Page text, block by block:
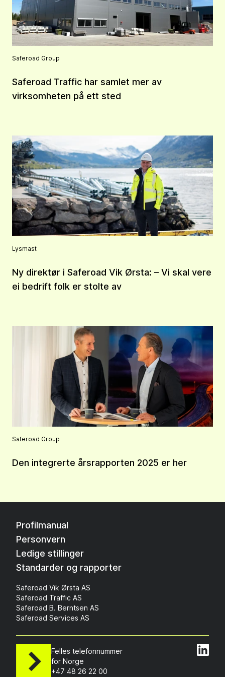
Saferoad Group
Saferoad Traffic har samlet mer av
virksomheten på ett sted
Lysmast
Ny direktør i Saferoad Vik Ørsta: – Vi skal vere
ei bedrift folk er stolte av
Saferoad Group
Den integrerte årsrapporten 2025 er her
Profilmanual
Personvern
Ledige stillinger
Standarder og rapporter
Saferoad Vik Ørsta AS
Saferoad Traffic AS
Saferoad B. Berntsen AS
Saferoad Services AS
Felles telefonnummer
for Norge
+47 48 26 22 00